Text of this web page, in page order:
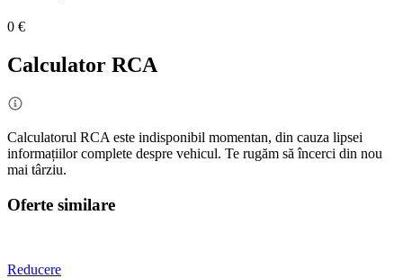
0 €
Calculator RCA
Calculatorul RCA este indisponibil momentan, din cauza lipsei
informațiilor complete despre vehicul. Te rugăm să încerci din nou
mai târziu.
Oferte similare
Reducere